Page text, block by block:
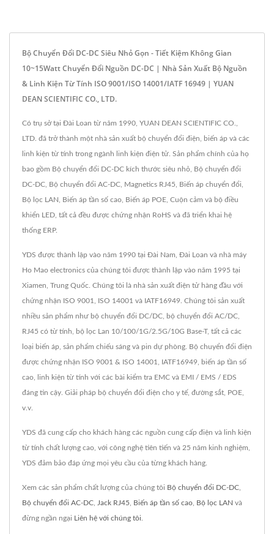
Bộ Chuyển Đổi DC-DC Siêu Nhỏ Gọn - Tiết Kiệm Không Gian
10~15Watt Chuyển Đổi Nguồn DC-DC | Nhà Sản Xuất Bộ Nguồn
& Linh Kiện Từ Tính ISO 9001/ISO 14001/IATF 16949 | YUAN
DEAN SCIENTIFIC CO., LTD.
Có trụ sở tại Đài Loan từ năm 1990, YUAN DEAN SCIENTIFIC CO.,
LTD. đã trở thành một nhà sản xuất bộ chuyển đổi điện, biến áp và các
linh kiện từ tính trong ngành linh kiện điện tử. Sản phẩm chính của họ
bao gồm Bộ chuyển đổi DC-DC kích thước siêu nhỏ, Bộ chuyển đổi
DC-DC, Bộ chuyển đổi AC-DC, Magnetics RJ45, Biến áp chuyển đổi,
Bộ lọc LAN, Biến áp tần số cao, Biến áp POE, Cuộn cảm và bộ điều
khiển LED, tất cả đều được chứng nhận RoHS và đã triển khai hệ
thống ERP.
YDS được thành lập vào năm 1990 tại Đài Nam, Đài Loan và nhà máy
Ho Mao electronics của chúng tôi được thành lập vào năm 1995 tại
Xiamen, Trung Quốc. Chúng tôi là nhà sản xuất điện tử hàng đầu với
chứng nhận ISO 9001, ISO 14001 và IATF16949. Chúng tôi sản xuất
nhiều sản phẩm như bộ chuyển đổi DC/DC, bộ chuyển đổi AC/DC,
RJ45 có từ tính, bộ lọc Lan 10/100/1G/2.5G/10G Base-T, tất cả các
loại biến áp, sản phẩm chiếu sáng và pin dự phòng. Bộ chuyển đổi điện
được chứng nhận ISO 9001 & ISO 14001, IATF16949, biến áp tần số
cao, linh kiện từ tính với các bài kiểm tra EMC và EMI / EMS / EDS
đáng tin cậy. Giải pháp bộ chuyển đổi điện cho y tế, đường sắt, POE,
v.v.
YDS đã cung cấp cho khách hàng các nguồn cung cấp điện và linh kiện
từ tính chất lượng cao, với công nghệ tiên tiến và 25 năm kinh nghiệm,
YDS đảm bảo đáp ứng mọi yêu cầu của từng khách hàng.
Xem các sản phẩm chất lượng của chúng tôi Bộ chuyển đổi DC-DC
Bộ chuyển đổi AC-DC Jack RJ45 Biến áp tần số cao Bộ lọc LAN và
đừng ngần ngại Liên hệ với chúng tôi